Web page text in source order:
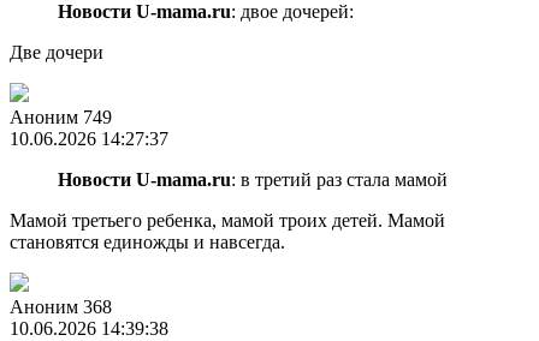
Новости U-mama.ru: двое дочерей:
Две дочери
Аноним 749
10.06.2026 14:27:37
Новости U-mama.ru: в третий раз стала мамой
Мамой третьего ребенка, мамой троих детей. Мамой
становятся единожды и навсегда.
Аноним 368
10.06.2026 14:39:38